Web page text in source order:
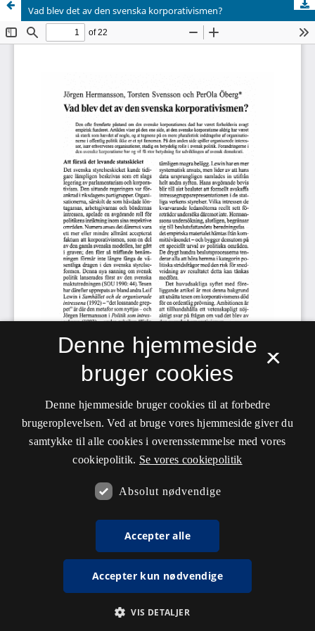
Vad blev det av den svenska korporativismen?
×
Denne hjemmeside
bruger cookies
Denne hjemmeside bruger cookies til at forbedre
brugeroplevelsen. Ved at bruge vores hjemmeside giver du
samtykke til alle cookies i overensstemmelse med vores
cookiepolitik. Se vores cookiepolitik
Absolut nødvendige
Accepter alle
Accepter kun nødvendige
VIS DETALJER